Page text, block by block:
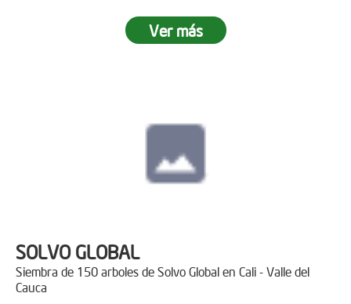
Ver más
SOLVO GLOBAL
Siembra de 150 arboles de Solvo Global en Cali - Valle del
Cauca